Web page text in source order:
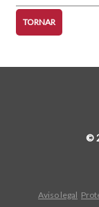
TORNAR
©
Aviso legal